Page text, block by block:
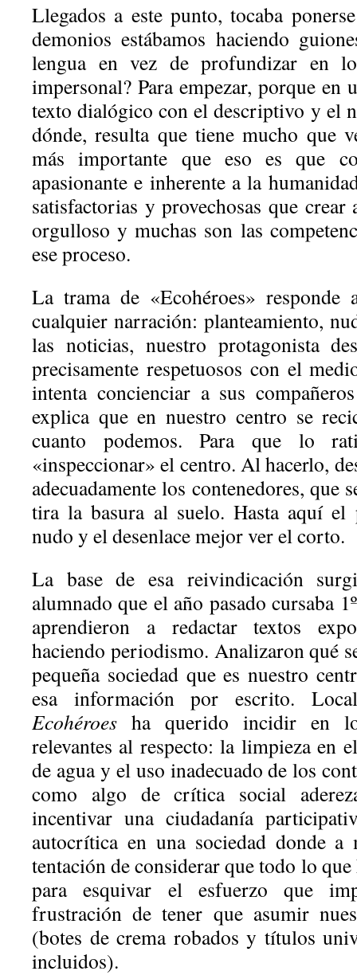
Llegados a este punto, tocaba
demonios estábamos haciendo
lengua en vez de profundizar en
impersonal? Para empezar, porque en
texto dialógico con el descriptivo y el
dónde, resulta que tiene mucho que
más importante que eso es que
apasionante e inherente a la
satisfactorias y provechosas que
orgulloso y muchas son las
ese proceso.
La trama de «Ecohéroes» responde
cualquier narración: planteamiento,
las noticias, nuestro protagonista
precisamente respetuosos con el
intenta concienciar a sus
explica que en nuestro centro se
cuanto podemos. Para que lo
«inspeccionar» el centro. Al hacerlo,
adecuadamente los contenedores, que
tira la basura al suelo. Hasta aquí el
nudo y el desenlace mejor ver el corto.
La base de esa reivindicación
alumnado que el año pasado cursaba
aprendieron a redactar textos
haciendo periodismo. Analizaron qué
pequeña sociedad que es nuestro
esa información por escrito.
Ecohéroes ha querido incidir en
relevantes al respecto: la limpieza en
de agua y el uso inadecuado de los
como algo de crítica social
incentivar una ciudadanía
autocrítica en una sociedad donde a
tentación de considerar que todo lo
para esquivar el esfuerzo que
frustración de tener que asumir
(botes de crema robados y títulos
incluidos).